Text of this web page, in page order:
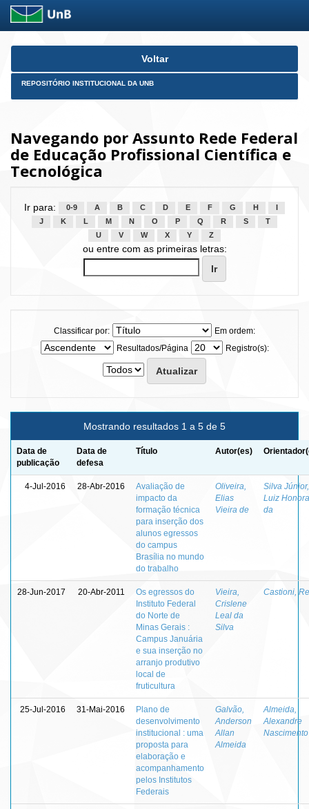
Skip
Voltar
REPOSITÓRIO INSTITUCIONAL DA UNB
Navegando por Assunto Rede Federal
de Educação Profissional Científica e
Tecnológica
Ir para: 0-9 A B C D E F G H
J
K L M N O P Q R S
T
U
V W X Y Z
ou entre com as primeiras letras:
Classificar por:
Em ordem:
Resultados/Página
Registro(s):
Mostrando resultados 1 a 5 de 5
Data de
publicação
Data de
defesa
Título Autor(es)
4-Jul-2016 28-Abr-2016
Avaliação de
impacto da
formação técnica
para inserção dos
alunos egressos
do campus
Brasília no mundo
do trabalho
Oliveira,
Elias
Vieira de
Silva Júnior,
Luiz
da
28-Jun-2017 20-Abr-2011
Os egressos do
Instituto Federal
do Norte de
Minas Gerais :
Campus Januária
e sua inserção no
arranjo produtivo
local de
fruticultura
Vieira,
Crislene
Leal da
Silva
Castioni,
25-Jul-2016 31-Mai-2016
Plano de
desenvolvimento
institucional : uma
proposta para
elaboração e
acompanhamento
pelos Institutos
Federais
Galvão,
Anderson
Allan
Almeida
Almeida,
Alexandre